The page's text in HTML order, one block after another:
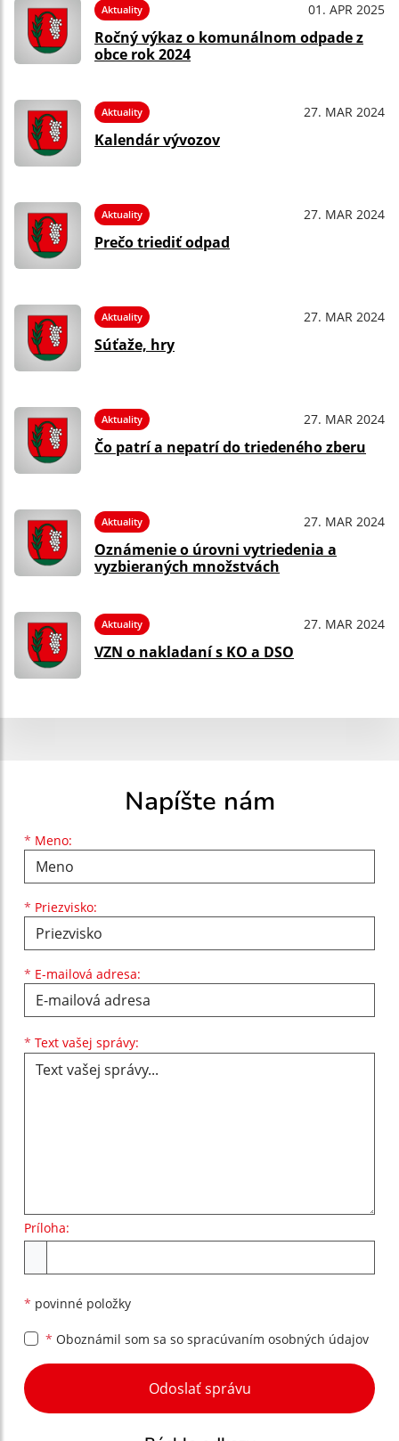
Aktuality 01. APR 2025
Ročný výkaz o komunálnom odpade z
obce rok 2024
Aktuality 27. MAR 2024
Kalendár vývozov
Aktuality 27. MAR 2024
Prečo triediť odpad
Aktuality 27. MAR 2024
Súťaže, hry
Aktuality 27. MAR 2024
Čo patrí a nepatrí do triedeného zberu
Aktuality 27. MAR 2024
Oznámenie o úrovni vytriedenia a
vyzbieraných množstvách
Aktuality 27. MAR 2024
VZN o nakladaní s KO a DSO
Napíšte nám
* Meno:
Meno
* Priezvisko:
Priezvisko
* E-mailová adresa:
E-mailová adresa
* Text vašej správy:
Príloha:
* povinné položky
* Oboznámil som sa so spracúvaním osobných údajov
Google reCaptcha Response
Odoslať správu